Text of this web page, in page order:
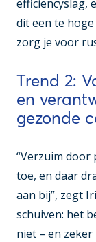
efficiencyslag,
dit een te
zorg je voor
Trend 2:
en
gezonde
“Verzuim door
toe, en daar
aan bij”, zegt
schuiven: het
niet – en